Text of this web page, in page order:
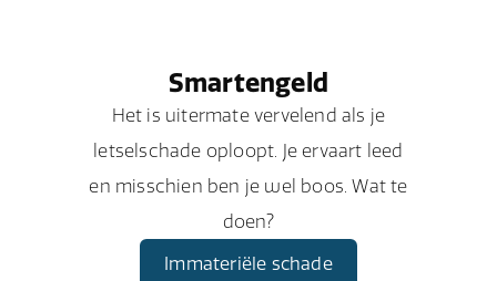
Smartengeld
Het is uitermate vervelend als je
letselschade oploopt. Je ervaart leed
en misschien ben je wel boos. Wat te
doen?
Immateriële schade